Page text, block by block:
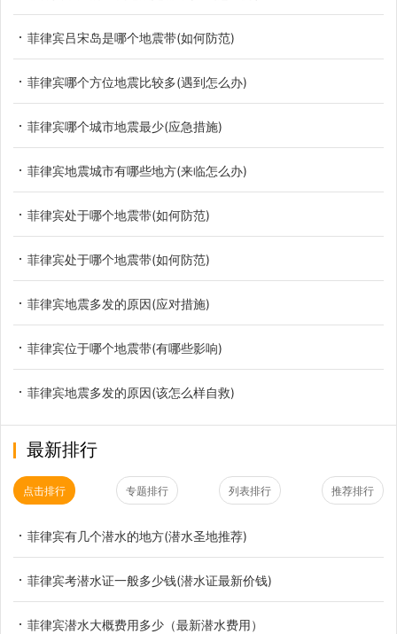
菲律宾吕宋岛是哪个地震带(如何防范)
菲律宾哪个方位地震比较多(遇到怎么办)
菲律宾哪个城市地震最少(应急措施)
菲律宾地震城市有哪些地方(来临怎么办)
菲律宾处于哪个地震带(如何防范)
菲律宾处于哪个地震带(如何防范)
菲律宾地震多发的原因(应对措施)
菲律宾位于哪个地震带(有哪些影响)
菲律宾地震多发的原因(该怎么样自救)
最新排行
点击排行 专题排行 列表排行 推荐排行
菲律宾有几个潜水的地方(潜水圣地推荐)
菲律宾考潜水证一般多少钱(潜水证最新价钱)
菲律宾潜水大概费用多少（最新潜水费用）